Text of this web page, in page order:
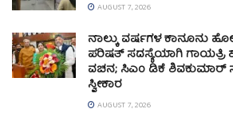
AUGUST 7, 2026
ನಾಲ್ಕು ವರ್ಷಗಳ ಕಾನೂನು
ಪರಿಷತ್ ಸದಸ್ಯೆಯಾಗಿ ಗಾಯತ್ರಿ
ವಚನ; ಸಿಎಂ ಡಿಕೆ ಶಿವಕುಮಾರ್
ಸ್ವೀಕಾರ
AUGUST 7, 2026